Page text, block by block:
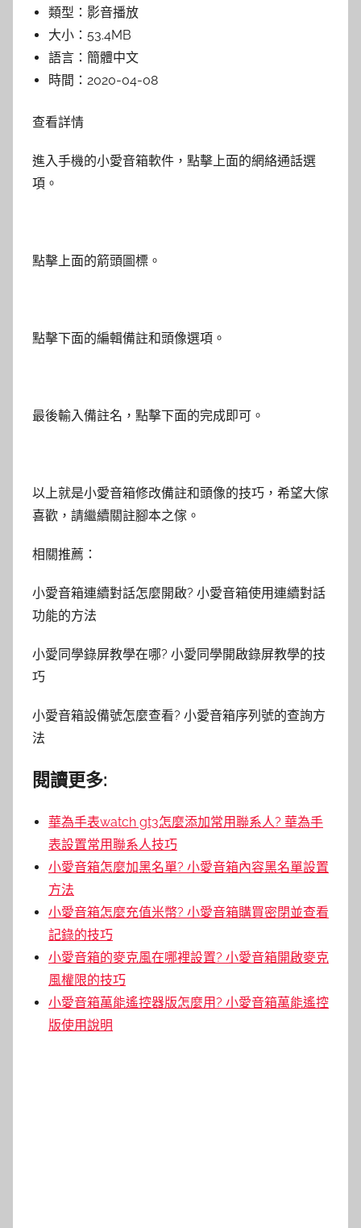
類型：影音播放
大小：53.4MB
語言：簡體中文
時間：2020-04-08
查看詳情
進入手機的小愛音箱軟件，點擊上面的網絡通話選
項。
點擊上面的箭頭圖標。
點擊下面的編輯備註和頭像選項。
最後輸入備註名，點擊下面的完成即可。
以上就是小愛音箱修改備註和頭像的技巧，希望大傢
喜歡，請繼續關註腳本之傢。
相關推薦：
小愛音箱連續對話怎麼開啟? 小愛音箱使用連續對話
功能的方法
小愛同學錄屏教學在哪? 小愛同學開啟錄屏教學的技
巧
小愛音箱設備號怎麼查看? 小愛音箱序列號的查詢方
法
閱讀更多:
華為手表watch gt3怎麼添加常用聯系人? 華為手
表設置常用聯系人技巧
小愛音箱怎麼加黑名單? 小愛音箱內容黑名單設置
方法
小愛音箱怎麼充值米幣? 小愛音箱購買密閉並查看
記錄的技巧
小愛音箱的麥克風在哪裡設置? 小愛音箱開啟麥克
風權限的技巧
小愛音箱萬能遙控器版怎麼用? 小愛音箱萬能遙控
版使用說明